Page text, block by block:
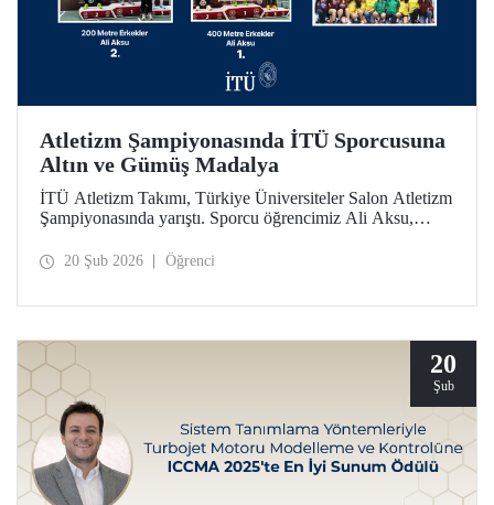
Atletizm Şampiyonasında İTÜ Sporcusuna
Altın ve Gümüş Madalya
İTÜ Atletizm Takımı, Türkiye Üniversiteler Salon Atletizm
Şampiyonasında yarıştı. Sporcu öğrencimiz Ali Aksu,
200 metrede gümüş madalyanın sahibi oldu.
20 Şub 2026 Öğrenci
20
Şub